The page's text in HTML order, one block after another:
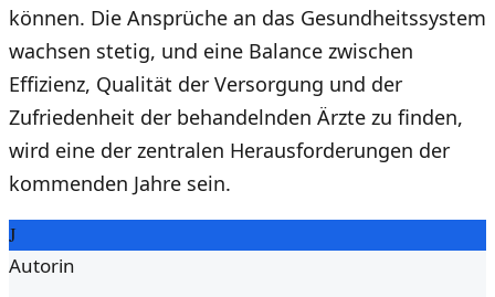
können. Die Ansprüche an das Gesundheitssystem
wachsen stetig, und eine Balance zwischen
Effizienz, Qualität der Versorgung und der
Zufriedenheit der behandelnden Ärzte zu finden,
wird eine der zentralen Herausforderungen der
kommenden Jahre sein.
J
Autorin